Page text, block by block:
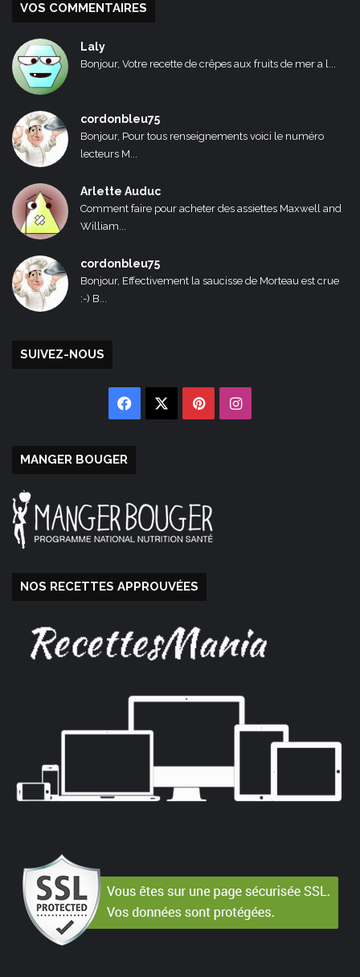
VOS COMMENTAIRES
Laly
Bonjour, Votre recette de crêpes aux fruits de mer a l...
cordonbleu75
Bonjour, Pour tous renseignements voici le numéro
lecteurs M...
Arlette Auduc
Comment faire pour acheter des assiettes Maxwell and
William...
cordonbleu75
Bonjour, Effectivement la saucisse de Morteau est crue
:-) B...
SUIVEZ-NOUS
Facebook PinterestInstagram
MANGER BOUGER
NOS RECETTES APPROUVÉES